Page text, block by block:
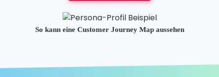
So kann eine Customer Journey Map aussehen